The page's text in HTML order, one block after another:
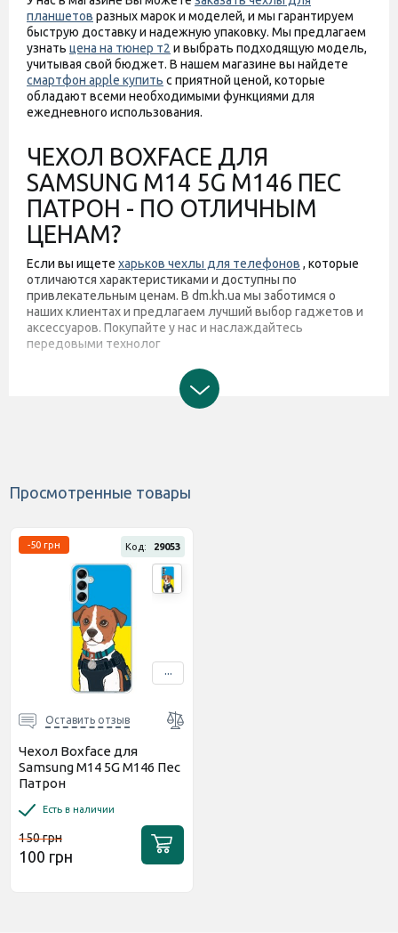
планшетов разных марок и моделей, и мы гарантируем
быструю доставку и надежную упаковку. Мы предлагаем
узнать цена на тюнер т2 и выбрать подходящую модель,
учитывая свой бюджет. В нашем магазине вы найдете
смартфон apple купить с приятной ценой, которые
обладают всеми необходимыми функциями для
ежедневного использования.
ЧЕХОЛ BOXFACE ДЛЯ
SAMSUNG M14 5G M146 ПЕС
ПАТРОН - ПО ОТЛИЧНЫМ
ЦЕНАМ?
Если вы ищете харьков чехлы для телефонов , которые
отличаются характеристиками и доступны по
привлекательным ценам. В dm.kh.ua мы заботимся о
наших клиентах и предлагаем лучший выбор гаджетов и
аксессуаров. Покупайте у нас и наслаждайтесь
передовыми технолог
Просмотренные товары
...
Код: 29053
-50 грн
Оставить отзыв
Чехол Boxface для
Samsung M14 5G M146 Пес
Патрон
Есть в наличии
150 грн
100 грн